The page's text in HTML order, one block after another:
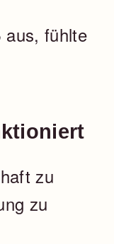
aus, fühlte
zu
zu